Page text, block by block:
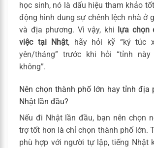
học sinh, nó là dấu hiệu tham khảo
động hình dung sự chênh lệch nhà ở
và địa phương. Vì vậy, khi
lựa chọn
việc tại Nhật, hãy hỏi kỹ “ký túc
yên/tháng” trước khi hỏi “tỉnh
không”.
Nên chọn thành phố lớn hay tỉnh địa
Nhật lần đầu?
Nếu đi Nhật lần đầu, bạn nên chọn
trợ tốt hơn là chỉ chọn thành phố lớn.
phù hợp với người tự lập, tiếng Nhật